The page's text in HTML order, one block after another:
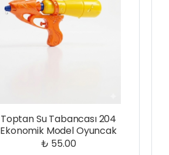
Toptan Su Tabancası 204
Ekonomik Model Oyuncak
₺ 55.00